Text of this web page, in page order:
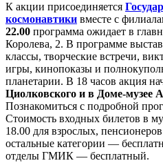
К акции присоединяется
космонавтики вместе с
22.00 программа ожидает в
Королева, 2. В программе
классы, творческие встречи,
игры, кинопоказы и
планетарии. В 18 часов акция
Циолковского и в Доме-музее
Познакомиться с подробной
Стоимость входных билетов в
18.00 для взрослых,
остальные категории —
отделы ГМИК — бесплатный.